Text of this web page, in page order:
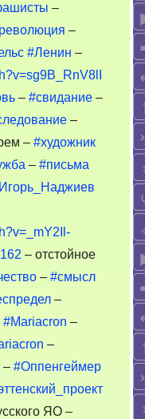
–
–
#Ленин –
– #свидание –
–
– #художник
– #письма
– отстойное
– #смысл
–
#Mariacron –
–
– #Оппенгеймер
ЯО –